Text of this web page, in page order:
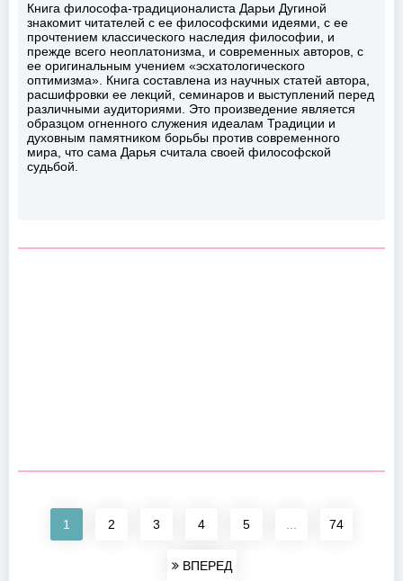
Книга философа-традиционалиста Дарьи Дугиной
знакомит читателей с ее философскими идеями, с ее
прочтением классического наследия философии, и
прежде всего неоплатонизма, и современных авторов, с
ее оригинальным учением «эсхатологического
оптимизма». Книга составлена из научных статей автора,
расшифровки ее лекций, семинаров и выступлений перед
различными аудиториями. Это произведение является
образцом огненного служения идеалам Традиции и
духовным памятником борьбы против современного
мира, что сама Дарья считала своей философской
судьбой.
1 2 3 4 5 74
ВПЕРЕД